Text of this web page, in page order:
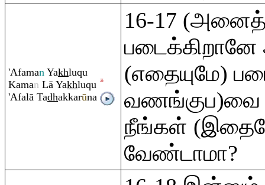
'Afaman Yakhluqu
Kaman Lā Yakhluqu
'Afalā Tadhakkarūna
16-17
(எதையுமே)
வணங்குப)வை
நீங்கள்
வேண்டாமா?